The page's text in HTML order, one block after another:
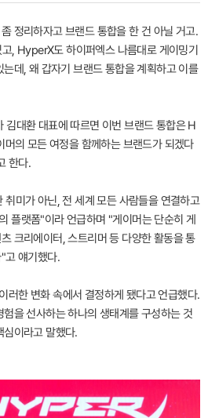
정리하자고 브랜드 통합을 한 건 아닐 거고.
, HyperX도 하이퍼엑스 나름대로 게이밍기
데, 왜 갑자기 브랜드 통합을 계획하고 이를
김대환 대표에 따르면 이번 브랜드 통합은 H
의 모든 여정을 함께하는 브랜드가 되겠다
한다.
취미가 아닌, 전 세계 모든 사람들을 연결하고
플랫폼"이라 언급하며 "게이머는 단순히 게
크리에이터, 스트리머 등 다양한 활동을 통
고 얘기했다.
러한 변화 속에서 결정하게 됐다고 언급했다.
을 선사하는 하나의 생태계를 구성하는 것
심이라고 말했다.